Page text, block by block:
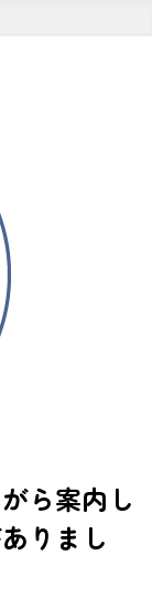
ら案内し
りまし